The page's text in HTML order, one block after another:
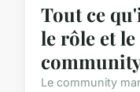
Tout ce
le rôle et
Le community